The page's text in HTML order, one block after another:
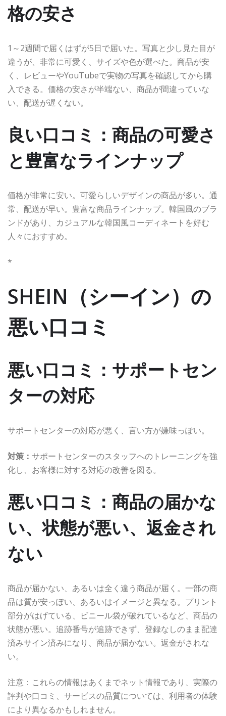
格の安さ
1～2週間で届くはずが5日で届いた。写真と少し見た目が
違うが、非常に可愛く、サイズや色が選べた。商品が安
く、レビューやYouTubeで実物の写真を確認してから購
入できる。価格の安さが半端ない、商品が間違っていな
い、配送が遅くない。
良い口コミ：商品の可愛さ
と豊富なラインナップ
価格が非常に安い。可愛らしいデザインの商品が多い。通
常、配送が早い。豊富な商品ラインナップ。韓国風のブラ
ンドがあり、カジュアルな韓国風コーディネートを好む
人々におすすめ。
*
SHEIN（シーイン）の
悪い口コミ
悪い口コミ：サポートセン
ターの対応
サポートセンターの対応が悪く、言い方が嫌味っぽい。
対策： サポートセンターのスタッフへのトレーニングを強
化し、お客様に対する対応の改善を図る。
悪い口コミ：商品の届かな
い、状態が悪い、返金され
ない
商品が届かない、あるいは全く違う商品が届く。一部の商
品は質が安っぽい、あるいはイメージと異なる。プリント
部分がはげている、ビニール袋が破れているなど、商品の
状態が悪い。追跡番号が追跡できず、登録なしのまま配達
済みサイン済みになり、商品が届かない。返金がされな
い。
注意：これらの情報はあくまでネット情報であり、実際の
評判や口コミ、サービスの品質については、利用者の体験
により異なるかもしれません。